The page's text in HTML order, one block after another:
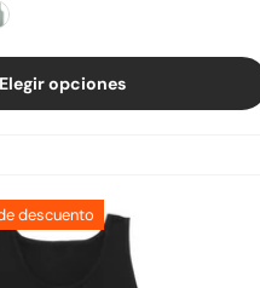
universitario
Elegir opciones
descuento